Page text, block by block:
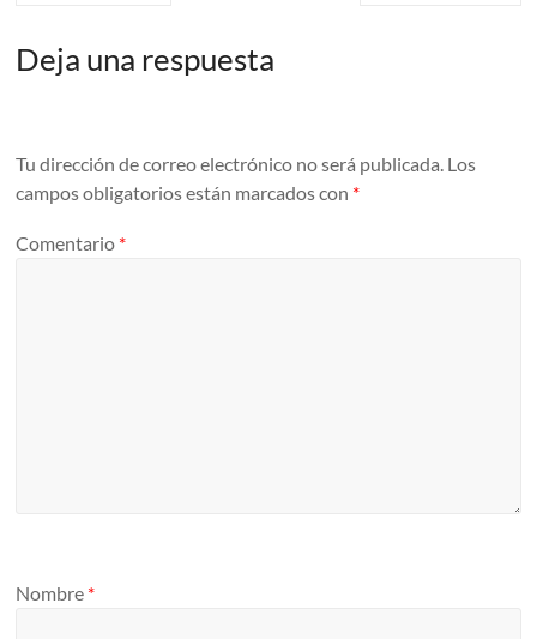
Deja una respuesta
Tu dirección de correo electrónico no será publicada. Los
campos obligatorios están marcados con *
Comentario *
Nombre *